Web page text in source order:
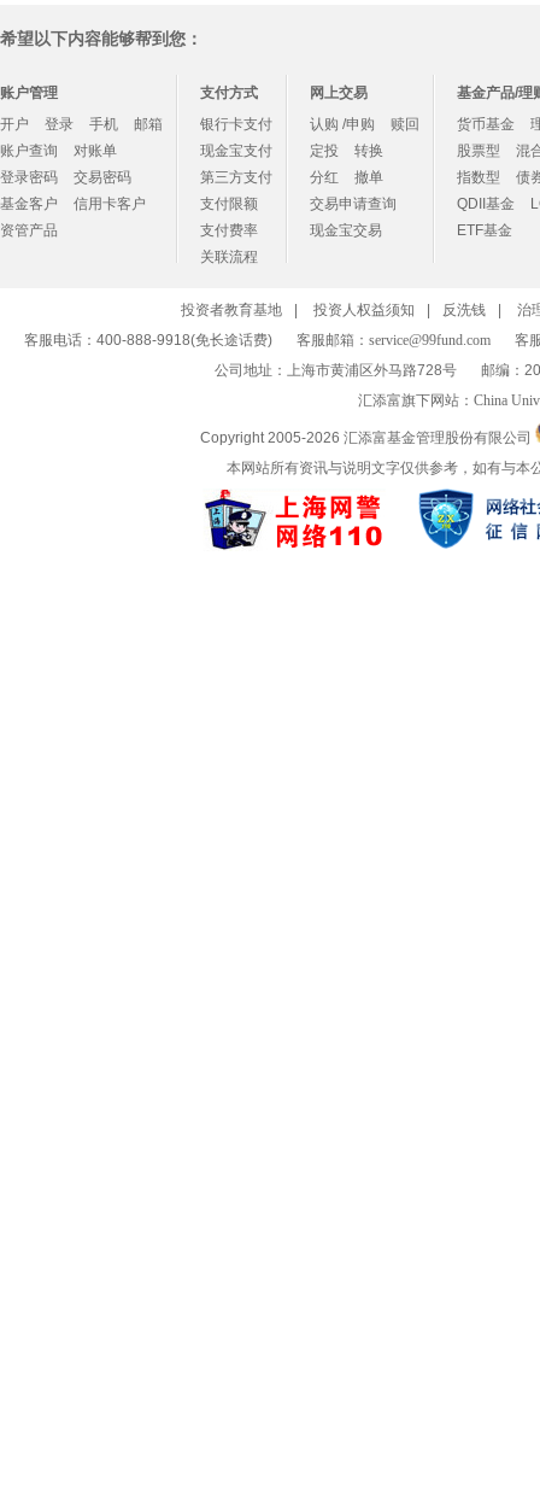
希望以下内容能够帮到您：
账户管理
开户
登录 手机
邮箱
账户查询
对账单
登录密码
交易密码
基金客户
信用卡客户
资管产品
支付方式
银行卡支付
现金宝支付
第三方支付
支付限额
支付费率
关联流程
网上交易
认购 /申购
赎回
定投
转换
分红
撤单
交易申请查询
现金宝交易
基金产品/理
货币基金
股票型
混
指数型
债
QDII基金
ETF基金
投资者教育基地 投资人权益须知 反洗钱
治
客服电话：400-888-9918(免长途话费)
客服邮箱： service@99fund.com
客
公司地址：上海市黄浦区外马路728号
邮编：
汇添富旗下网站： China
Copyright 2005-2026 汇添富基金管理股份有限公司
本网站所有资讯与说明文字仅供参考，如有与本